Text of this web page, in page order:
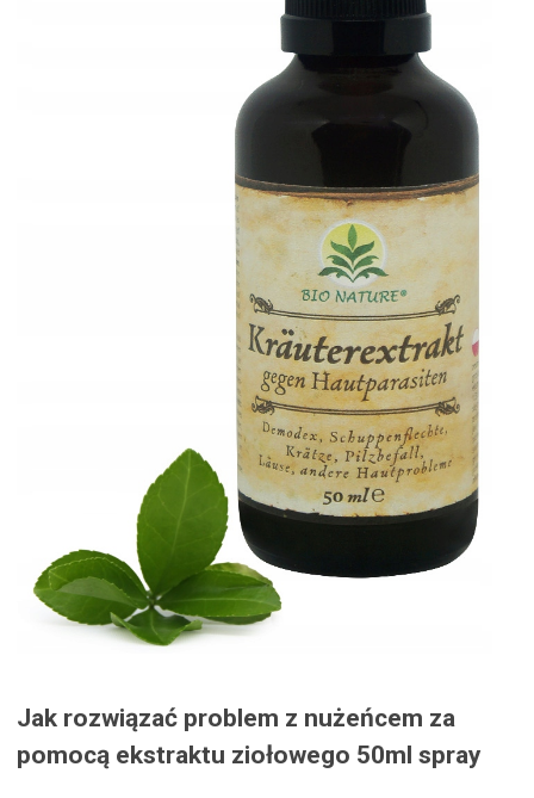
Jak rozwiązać problem z nużeńcem za
pomocą ekstraktu ziołowego 50ml spray